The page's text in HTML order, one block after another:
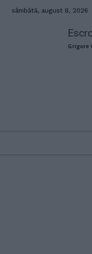
sâmbătă, august 8, 2026
Grigore